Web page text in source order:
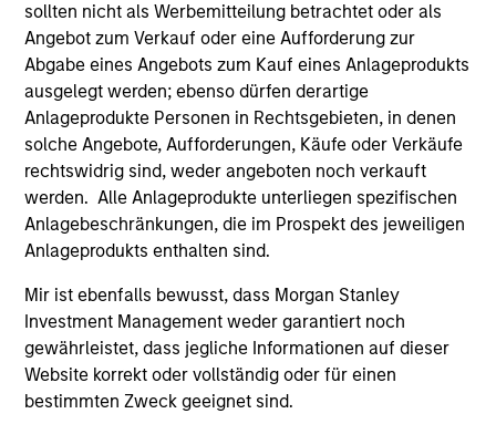
sollten nicht als Werbemitteilung betrachtet oder als
Angebot zum Verkauf oder eine Aufforderung zur
Abgabe eines Angebots zum Kauf eines Anlageprodukts
ausgelegt werden; ebenso dürfen derartige
Anlageprodukte Personen in Rechtsgebieten, in denen
solche Angebote, Aufforderungen, Käufe oder Verkäufe
rechtswidrig sind, weder angeboten noch verkauft
werden. Alle Anlageprodukte unterliegen spezifischen
Anlagebeschränkungen, die im Prospekt des jeweiligen
Anlageprodukts enthalten sind.
Mir ist ebenfalls bewusst, dass Morgan Stanley
Investment Management weder garantiert noch
gewährleistet, dass jegliche Informationen auf dieser
Website korrekt oder vollständig oder für einen
bestimmten Zweck geeignet sind.
The Experience of the Firm and breadth of
the team
The team's senior management team has an average of
over 17 years of investment experience and have
invested through a number of credit and prepayment
cycles. They have established a structured approach to
investing, which integrates research with portfolio
management and trading.
2
Advanced Proprietary Analytics
The team's proprietary models focus on three analyses:
prepayment, borrower credit/default and default